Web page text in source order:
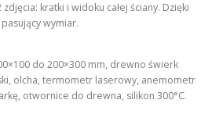
kratki i widoku całej ściany. Dzięki
wymiar.
do 200×300 mm, drewno świerk
olcha, termometr laserowy, anemometr
otwornice do drewna, silikon 300°C.